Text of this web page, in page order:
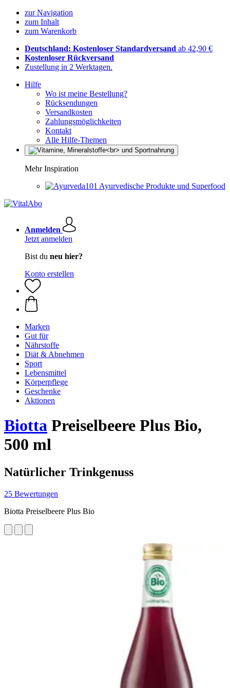
zur Navigation
zum Inhalt
zum Warenkorb
Deutschland: Kostenloser Standardversand ab 42,90 €
Kostenloser Rückversand
Zustellung in 2 Werktagen.
Hilfe
Wo ist meine Bestellung?
Rücksendungen
Versandkosten
Zahlungsmöglichkeiten
Kontakt
Alle Hilfe-Themen
Mehr Inspiration
Ayurvedische Produkte und Superfood
Anmelden
Jetzt anmelden
Bist du neu hier?
Konto erstellen
Marken
Gut für
Nährstoffe
Diät & Abnehmen
Sport
Lebensmittel
Körperpflege
Geschenke
Aktionen
Biotta Preiselbeere Plus Bio,
500 ml
Natürlicher Trinkgenuss
25 Bewertungen
Biotta Preiselbeere Plus Bio